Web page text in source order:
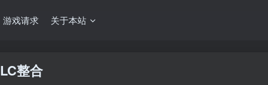
游戏请求 关于本站
整合